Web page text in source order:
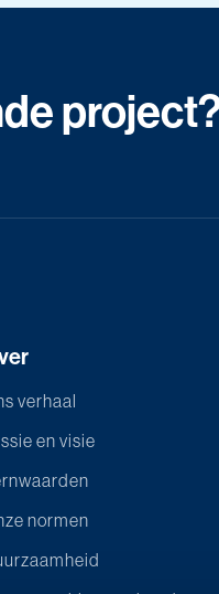
verhaal
en visie
normen